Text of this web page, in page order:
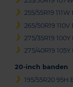
255/55R19
265/50R19
275/35R19
275/40R19
20-inch banden
195/55R20 95H